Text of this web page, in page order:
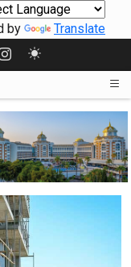
by Translate